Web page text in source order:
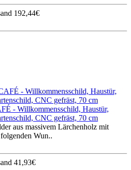
192,44€
- Willkommensschild, Haustür,
CNC gefräst, 70 cm
aus massivem Lärchenholz mit
Wun..
41,93€